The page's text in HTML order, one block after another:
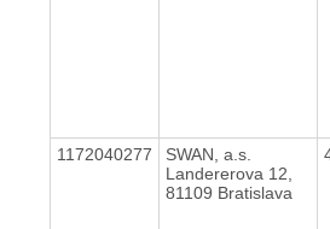
1172040277
SWAN, a.s.
Landererova 12,
81109 Bratislava